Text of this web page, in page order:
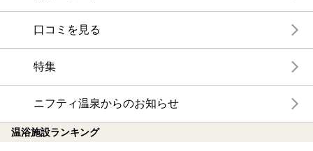
口コミを見る
特集
ニフティ温泉からのお知らせ
温浴施設ランキング